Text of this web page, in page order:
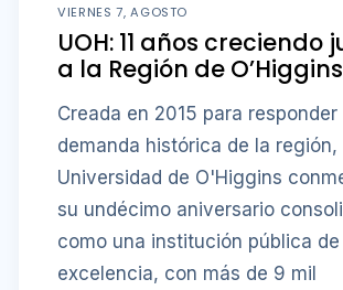
VIERNES 7, AGOSTO
UOH: 11 años creciendo
a la Región de O’Higgins
Creada en 2015 para responder
demanda histórica de la región,
Universidad de O'Higgins
su undécimo aniversario
como una institución pública de
excelencia, con más de 9 mil